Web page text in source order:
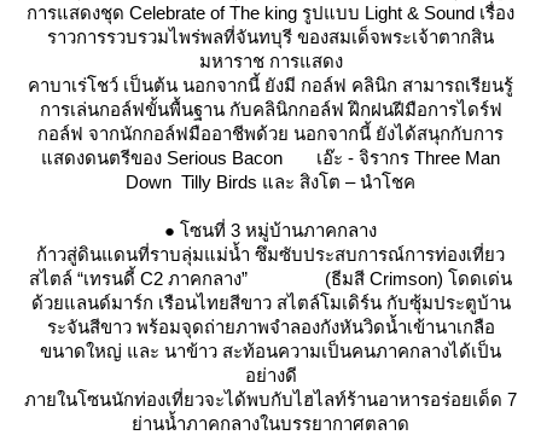
การแสดงชุด Celebrate of The king รูปแบบ Light & Sound เรื่อง
ราวการรวบรวมไพร่พลที่จันทบุรี ของสมเด็จพระเจ้าตากสิน
มหาราช การแสดง
คาบาเร่โชว์ เป็นต้น นอกจากนี้ ยังมี กอล์ฟ คลินิก สามารถเรียนรู้
การเล่นกอล์ฟขั้นพื้นฐาน กับคลินิกกอล์ฟ ฝึกฝนฝีมือการไดร์ฟ
กอล์ฟ จากนักกอล์ฟมืออาชีพด้วย นอกจากนี้ ยังได้สนุกกับการ
สดงดนตรีของ Serious Bacon เอ๊ะ - จิรากร Three Man
Down Tilly Birds และ สิงโต – นำโชค
● โซนที่ 3 หมู่บ้านภาคกลาง
ก้าวสู่ดินแดนที่ราบลุ่มแม่น้ำ ซึมซับประสบการณ์การท่องเที่ยว
สไตล์ “เทรนดี้ C2 ภาคกลาง” (ธีมสี Crimson) โดดเด่น
ด้วยแลนด์มาร์ก เรือนไทยสีขาว สไตล์โมเดิร์น กับซุ้มประตูบ้าน
ระจันสีขาว พร้อมจุดถ่ายภาพจำลองกังหันวิดน้ำเข้านาเกลือ
ขนาดใหญ่ และ นาข้าว สะท้อนความเป็นคนภาคกลางได้เป็น
อย่างดี
ภายในโซนนักท่องเที่ยวจะได้พบกับไฮไลท์ร้านอาหารอร่อยเด็ด 7
่านน้ำภาคกลางในบรรยากาศตลาด